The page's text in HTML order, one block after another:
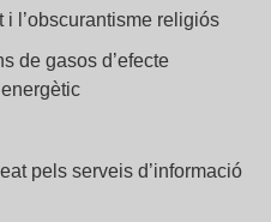
i l’obscurantisme religiós
de gasos d’efecte
pels serveis d’informació